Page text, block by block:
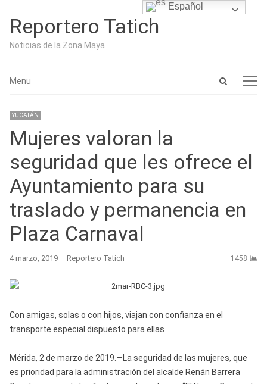
Reportero Tatich
Noticias de la Zona Maya
Open
Menu
Menu
YUCATÁN
Mujeres valoran la
seguridad que les ofrece el
Ayuntamiento para su
traslado y permanencia en
Plaza Carnaval
4 marzo, 2019 Author
Reportero Tatich 1458
Con amigas, solas o con hijos, viajan con confianza en el
transporte especial dispuesto para ellas
Mérida, 2 de marzo de 2019.—La seguridad de las mujeres, que
es prioridad para la administración del alcalde Renán Barrera
Español